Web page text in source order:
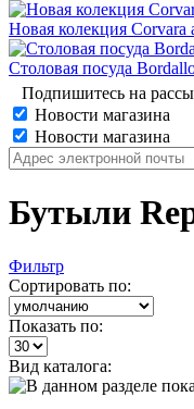
Новая колекция Corvara
Столовая посуда
Подпишитесь на
Новости магазина
Новости магазина
Бутыли
Фильтр
Сортировать по:
Показать по:
Вид каталога: